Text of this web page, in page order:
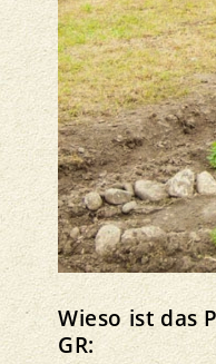
Wieso ist das
GR: